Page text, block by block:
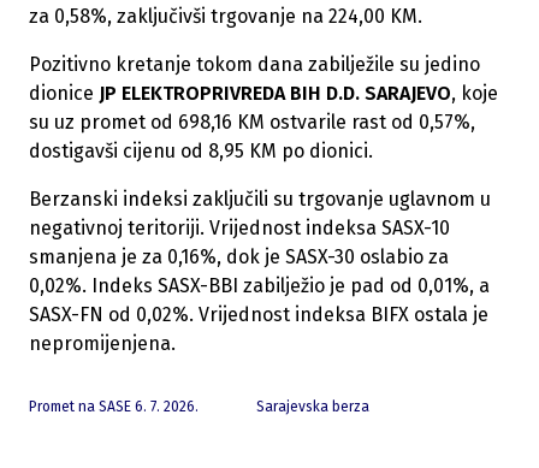
za 0,58%, zaključivši trgovanje na 224,00 KM.
Pozitivno kretanje tokom dana zabilježile su jedino
dionice JP ELEKTROPRIVREDA BIH D.D. SARAJEVO, koje
su uz promet od 698,16 KM ostvarile rast od 0,57%,
dostigavši cijenu od 8,95 KM po dionici.
Berzanski indeksi zaključili su trgovanje uglavnom u
negativnoj teritoriji. Vrijednost indeksa SASX-10
smanjena je za 0,16%, dok je SASX-30 oslabio za
0,02%. Indeks SASX-BBI zabilježio je pad od 0,01%, a
SASX-FN od 0,02%. Vrijednost indeksa BIFX ostala je
nepromijenjena.
Promet na SASE 6. 7. 2026. Sarajevska berza